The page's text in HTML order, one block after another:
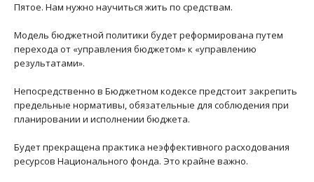
Пятое. Нам нужно научиться жить по средствам.
Модель бюджетной политики будет реформирована путем
перехода от «управления бюджетом» к «управлению
результатами».
Непосредственно в Бюджетном кодексе предстоит закрепить
предельные нормативы, обязательные для соблюдения при
планировании и исполнении бюджета.
Будет прекращена практика неэффективного расходования
ресурсов Национального фонда. Это крайне важно.